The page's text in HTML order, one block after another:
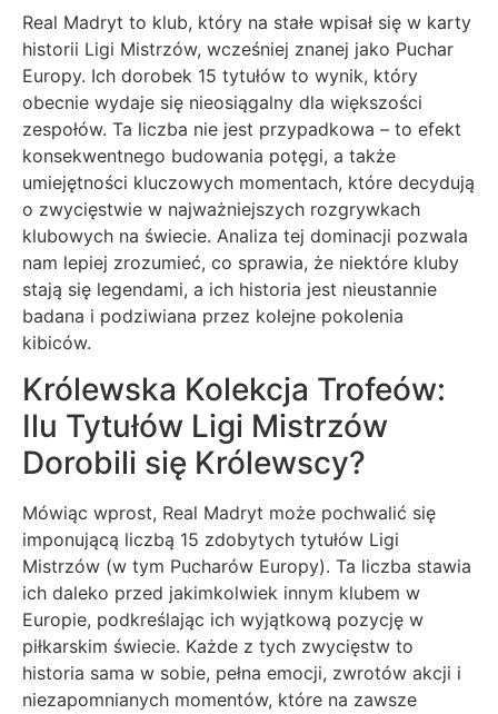
Real Madryt to klub, który na stałe wpisał się w karty
historii Ligi Mistrzów, wcześniej znanej jako Puchar
Europy. Ich dorobek 15 tytułów to wynik, który
obecnie wydaje się nieosiągalny dla większości
zespołów. Ta liczba nie jest przypadkowa – to efekt
konsekwentnego budowania potęgi, a także
umiejętności kluczowych momentach, które decydują
o zwycięstwie w najważniejszych rozgrywkach
klubowych na świecie. Analiza tej dominacji pozwala
nam lepiej zrozumieć, co sprawia, że niektóre kluby
stają się legendami, a ich historia jest nieustannie
badana i podziwiana przez kolejne pokolenia
kibiców.
Królewska Kolekcja Trofeów:
Ilu Tytułów Ligi Mistrzów
Dorobili się Królewscy?
Mówiąc wprost, Real Madryt może pochwalić się
imponującą liczbą 15 zdobytych tytułów Ligi
Mistrzów (w tym Pucharów Europy). Ta liczba stawia
ich daleko przed jakimkolwiek innym klubem w
Europie, podkreślając ich wyjątkową pozycję w
piłkarskim świecie. Każde z tych zwycięstw to
historia sama w sobie, pełna emocji, zwrotów akcji i
niezapomnianych momentów, które na zawsze